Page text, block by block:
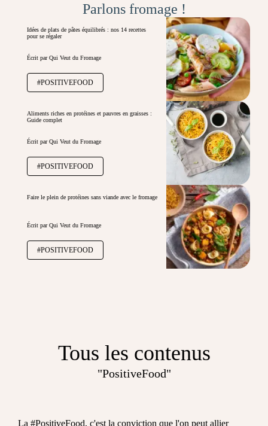
Parlons fromage !
Idées de plats de pâtes équilibrés : nos 14 recettes
pour se régaler
Écrit par Qui Veut du Fromage
#POSITIVEFOOD
Aliments riches en protéines et pauvres en graisses :
Guide complet
Écrit par Qui Veut du Fromage
#POSITIVEFOOD
Faire le plein de protéines sans viande avec le fromage
Écrit par Qui Veut du Fromage
#POSITIVEFOOD
Tous les contenus
"PositiveFood"
La #PositiveFood, c'est la conviction que l'on peut allier